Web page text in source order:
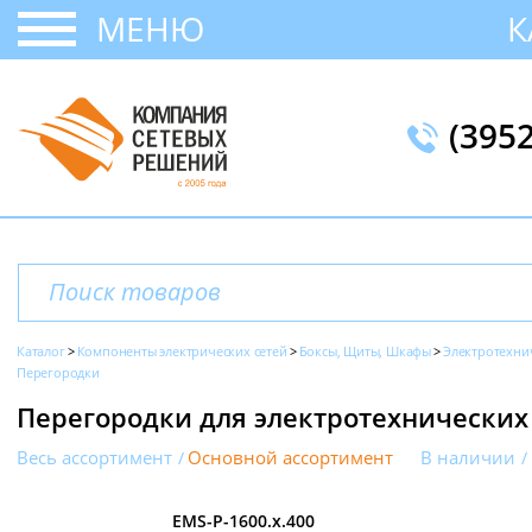
МЕНЮ
Каталог Компоненты электрических сетей Боксы, Щиты, Шкафы
Перегородки
Перегородки для
Весь ассортимент Основной ассортимент В наличии
EMS-P-1600.x.400